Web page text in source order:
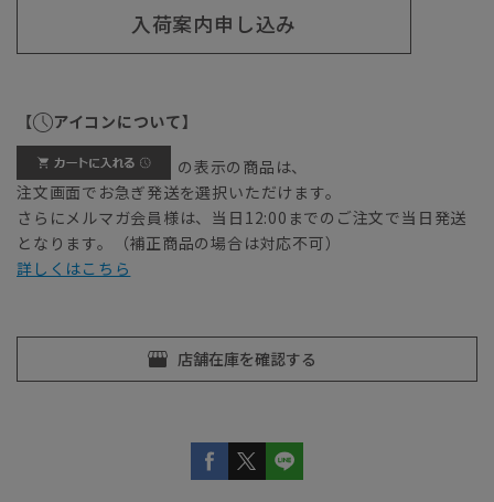
入荷案内申し込み
【 アイコンについて】
の表示の商品は、
注文画面でお急ぎ発送を選択いただけます。
さらにメルマガ会員様は、当日12:00までのご注文で当日発送
となります。（補正商品の場合は対応不可）
詳しくはこちら